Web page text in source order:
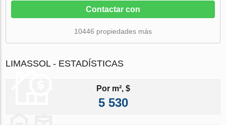
Contactar con
10446 propiedades más
LIMASSOL - ESTADÍSTICAS
Por m², $
5 530